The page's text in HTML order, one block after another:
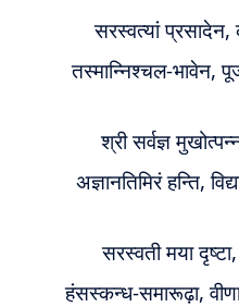
सरस्वत्यां प्रसादेन,
तस्मान्निश्चल-भावेन,
श्री सर्वज्ञ
अज्ञानतिमिरं हन्ति,
सरस्वती मया
हंसस्कन्ध-समारूढ़ा,